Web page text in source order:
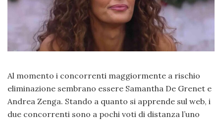
Al momento i concorrenti maggiormente a rischio
eliminazione sembrano essere Samantha De Grenet e
Andrea Zenga. Stando a quanto si apprende sul web, i
due concorrenti sono a pochi voti di distanza l’uno